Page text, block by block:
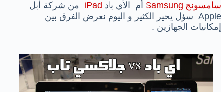
سامسونج Samsung أم الأي باد iPad من شركة أبل
Apple سؤل يحير الكثير و اليوم نعرض الفرق بين
إمكانيات الجهازين .